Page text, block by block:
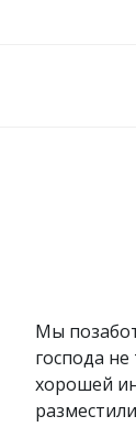
Мы
господа
хорошей